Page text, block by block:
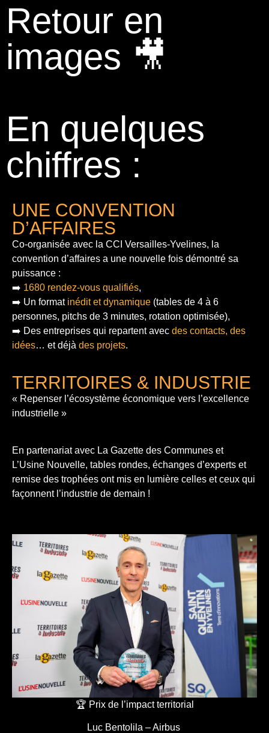
Retour en
images 🎥
En quelques
chiffres :
UNE CONVENTION
D’AFFAIRES
Co-organisée avec la CCI Versailles-Yvelines, la
convention d’affaires a une nouvelle fois démontré sa
puissance :
➡️ 1680 rendez-vous qualifiés,
➡️ Un format inédit et dynamique (tables de 4 à 6
personnes, pitchs de 3 minutes, rotation optimisée),
➡️ Des entreprises qui repartent avec des contacts, des
idées… et déjà des projets.
TERRITOIRES & INDUSTRIE
« Repenser l’écosystème économique vers l’excellence
industrielle »
En partenariat avec La Gazette des Communes et
L’Usine Nouvelle, tables rondes, échanges d’experts et
remise des trophées ont mis en lumière celles et ceux qui
façonnent l’industrie de demain !
🏆 Prix de l’impact territorial
Luc Bentolila – Airbus